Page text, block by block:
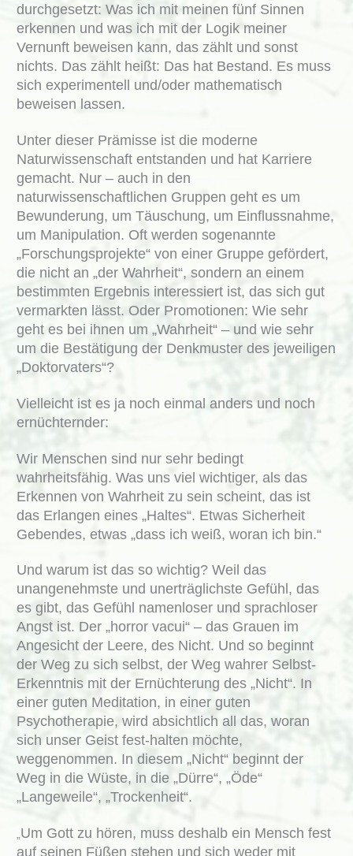
durchgesetzt: Was ich mit meinen fünf Sinnen
erkennen und was ich mit der Logik meiner
Vernunft beweisen kann, das zählt und sonst
nichts. Das zählt heißt: Das hat Bestand. Es muss
sich experimentell und/oder mathematisch
beweisen lassen.
Unter dieser Prämisse ist die moderne
Naturwissenschaft entstanden und hat Karriere
gemacht. Nur – auch in den
naturwissenschaftlichen Gruppen geht es um
Bewunderung, um Täuschung, um Einflussnahme,
um Manipulation. Oft werden sogenannte
„Forschungsprojekte“ von einer Gruppe gefördert,
die nicht an „der Wahrheit“, sondern an einem
bestimmten Ergebnis interessiert ist, das sich gut
vermarkten lässt. Oder Promotionen: Wie sehr
geht es bei ihnen um „Wahrheit“ – und wie sehr
um die Bestätigung der Denkmuster des jeweiligen
„Doktorvaters“?
Vielleicht ist es ja noch einmal anders und noch
ernüchternder:
Wir Menschen sind nur sehr bedingt
wahrheitsfähig. Was uns viel wichtiger, als das
Erkennen von Wahrheit zu sein scheint, das ist
das Erlangen eines „Haltes“. Etwas Sicherheit
Gebendes, etwas „dass ich weiß, woran ich bin.“
Und warum ist das so wichtig? Weil das
unangenehmste und unerträglichste Gefühl, das
es gibt, das Gefühl namenloser und sprachloser
Angst ist. Der „horror vacui“ – das Grauen im
Angesicht der Leere, des Nicht. Und so beginnt
der Weg zu sich selbst, der Weg wahrer Selbst-
Erkenntnis mit der Ernüchterung des „Nicht“. In
einer guten Meditation, in einer guten
Psychotherapie, wird absichtlich all das, woran
sich unser Geist fest-halten möchte,
weggenommen. In diesem „Nicht“ beginnt der
Weg in die Wüste, in die „Dürre“, „Öde“
„Langeweile“, „Trockenheit“.
„Um Gott zu hören, muss deshalb ein Mensch fest
auf seinen Füßen stehen und sich weder mit